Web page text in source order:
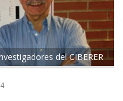
del CIBERER